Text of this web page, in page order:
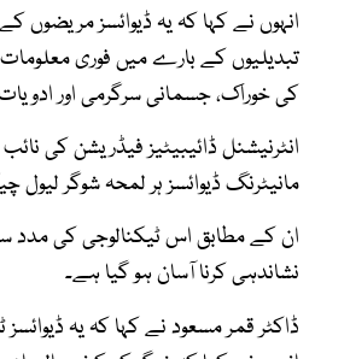
انہوں نے کہا کہ یہ ڈیوائسز مریضوں
تبدیلیوں کے بارے میں فوری
کی خوراک، جسمانی سرگرمی اور
انٹرنیشنل ڈائیبیٹیز فیڈریشن کی
مانیٹرنگ ڈیوائسز ہر لمحہ شوگر
ان کے مطابق اس ٹیکنالوجی کی مدد
نشاندہی کرنا آسان ہو گیا ہے۔
ڈاکٹر قمر مسعود نے کہا کہ یہ